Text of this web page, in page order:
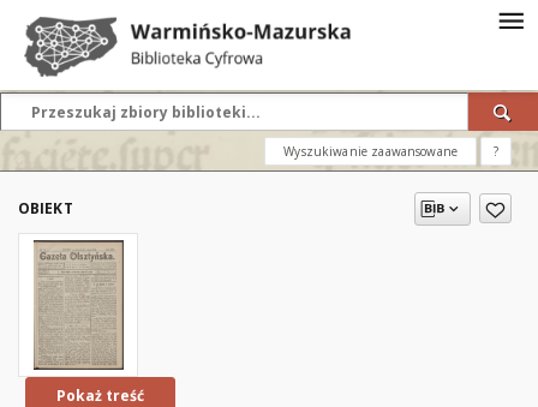
Wyszukiwanie zaawansowane ?
OBIEKT
Pokaż treść